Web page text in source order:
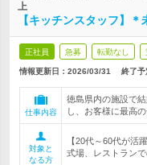
上
【キッチンスタッフ】
正社員 急募 転勤なし
情報更新日：2026/03/31 終了予
仕事内容
徳島県内の施設で
し、お客様に最高
対象と
なる方
【20代～60代が活
式場、レストラン